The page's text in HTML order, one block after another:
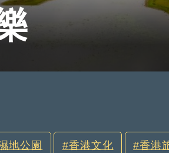
地公園 香港文化 香港